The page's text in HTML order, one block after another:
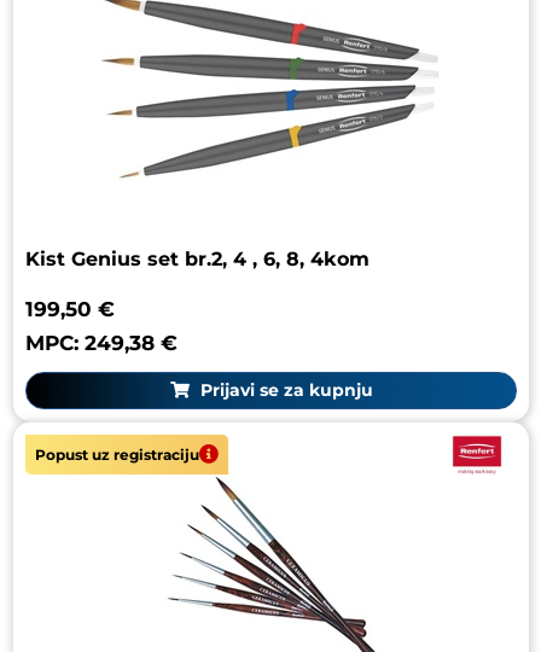
Kist Genius set br.2, 4 , 6, 8, 4kom
199,50 €
MPC: 249,38 €
Prijavi se za kupnju
Popust uz registraciju